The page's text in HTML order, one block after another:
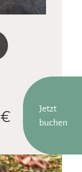
€
Jetzt
buchen